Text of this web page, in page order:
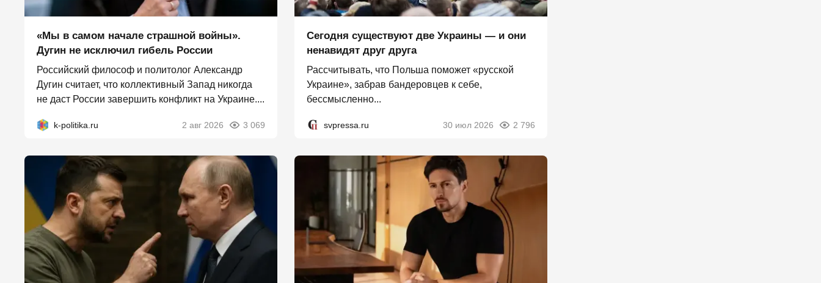
«Мы в самом начале страшной войны».
Дугин не исключил гибель России
Российский философ и политолог Александр
Дугин считает, что коллективный Запад никогда
не даст России завершить конфликт на Украине....
k-politika.ru 2 авг 2026 3 069
Сегодня существуют две Украины — и они
ненавидят друг друга
Рассчитывать, что Польша поможет «русской
Украине», забрав бандеровцев к себе,
бессмысленно...
svpressa.ru 30 июл 2026 2 796